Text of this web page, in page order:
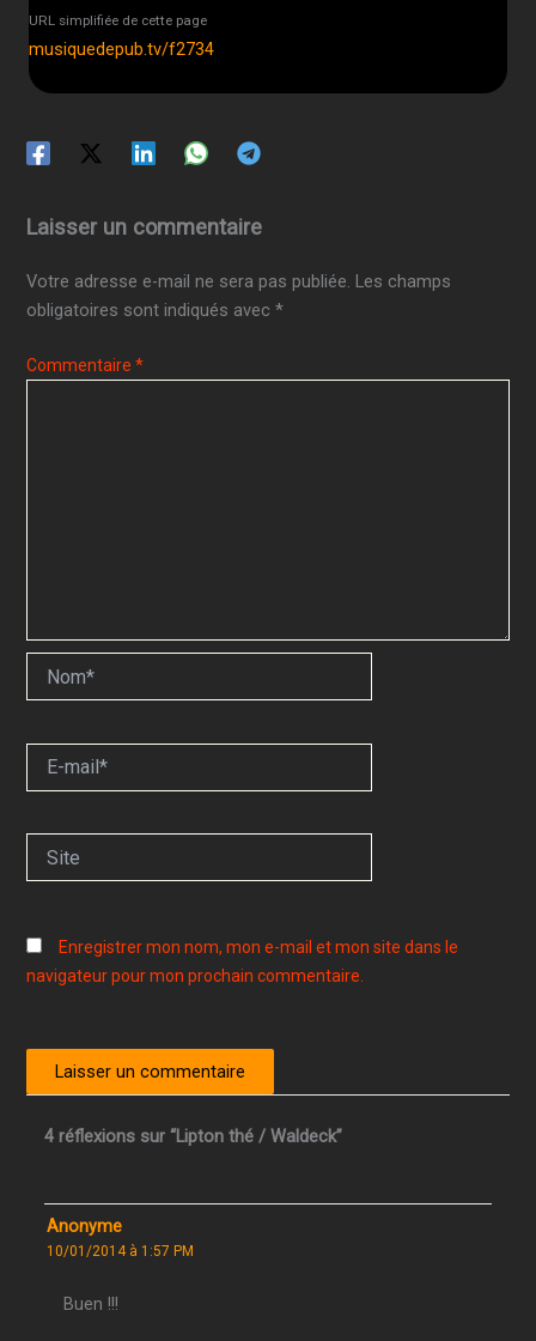
URL simplifiée de cette page
musiquedepub.tv/f2734
Laisser un commentaire
Votre adresse e-mail ne sera pas publiée. Les champs
obligatoires sont indiqués avec*
Commentaire*
mail*
Enregistrer mon nom, mon e-mail et mon site dans le
navigateur pour mon prochain commentaire.
4 réflexions sur “Lipton thé / Waldeck”
Anonyme
10/01/2014 à 1:57 PM
Buen !!!